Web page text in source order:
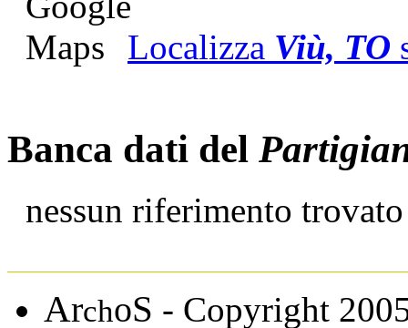
Localizza Viù, TO
Banca dati del
nessun riferimento trovato
ArchoS - Copyright